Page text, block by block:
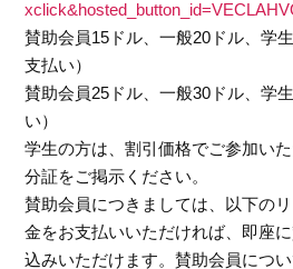
賛助会員15ドル、一般20ドル、学
支払い）
賛助会員25ドル、一般30ドル、学
い）
学生の方は、割引価格でご参加い
分証をご掲示ください。
賛助会員につきましては、以下の
金をお支払いいただければ、即座
込みいただけます。賛助会員につ